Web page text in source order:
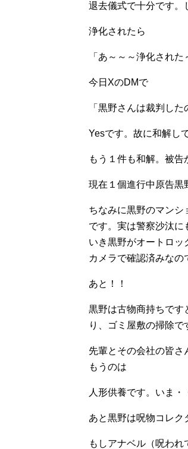
退去儀式で十分です。
浄化されたら
「あ～～～浄化され
今日XのDMで
「黒野さんは裁判した
Yesです。故に和解し
もう１件も和解。被告
現在１個進行中原告黒
ちなみに黒野のマンシ
です。実は警察沙汰に
いき黒野がオートロ
カメラで確認済みな
あと！！
黒野は古物商持ちです
り、ゴミ屋敷の掃除
先輩とその会社の皆さ
もうのは
人形供養です。いま
あと黒野は呪物コレク
もしアナベル（呪わ